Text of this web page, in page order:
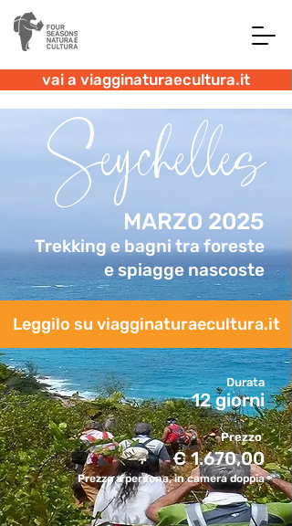
vai a viagginaturaecultura.it
Seychelles
MARZO 2025
Trekking e bagni tra foreste
e spiagge nascoste
Leggilo su viagginaturaecultura.it
Durata
12 giorni
Prezzo
€ 1.670,00
Prezzo a persona, in camera doppia